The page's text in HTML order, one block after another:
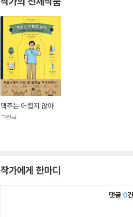
맥주는 어렵지 않아
그린쿡
작가에게 한마디
댓글 0